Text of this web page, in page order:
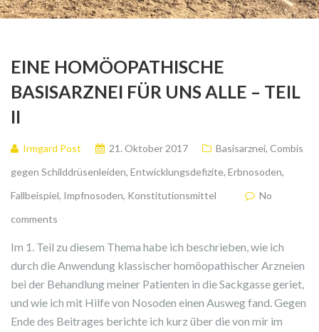
EINE HOMÖOPATHISCHE
BASISARZNEI FÜR UNS ALLE – TEIL
II
Irmgard Post 21. Oktober 2017 Basisarznei, Combis
gegen Schilddrüsenleiden, Entwicklungsdefizite, Erbnosoden,
Fallbeispiel, Impfnosoden, Konstitutionsmittel
No
comments
Im 1. Teil zu diesem Thema habe ich beschrieben, wie ich
durch die Anwendung klassischer homöopathischer Arzneien
bei der Behandlung meiner Patienten in die Sackgasse geriet,
und wie ich mit Hilfe von Nosoden einen Ausweg fand. Gegen
Ende des Beitrages berichte ich kurz über die von mir im